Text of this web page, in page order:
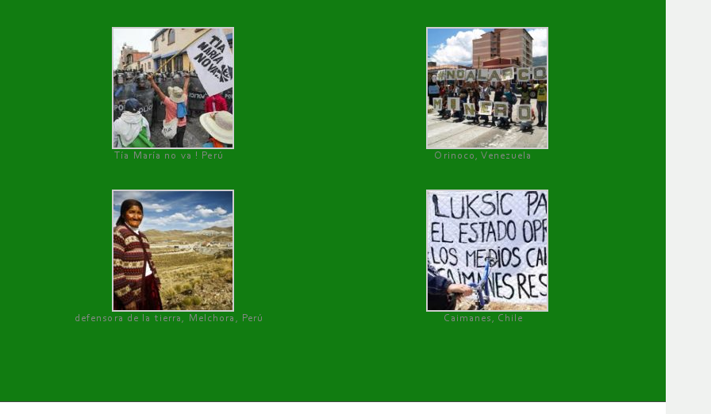
Tía María no va ! Perú Orinoco, Venezuela
defensora de la tierra, Melchora, Perú Caimanes, Chile